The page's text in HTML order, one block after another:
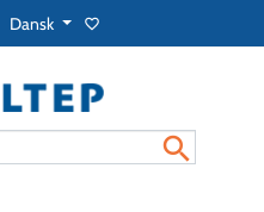
Dansk favorite_border
